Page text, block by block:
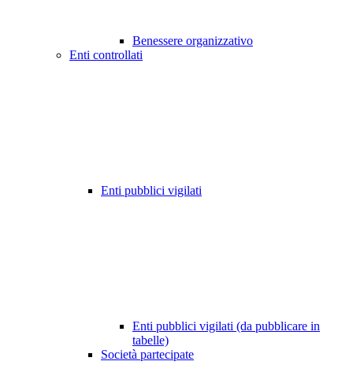
Benessere organizzativo
Enti controllati
Enti pubblici vigilati
Enti pubblici vigilati (da pubblicare in
tabelle)
Società partecipate